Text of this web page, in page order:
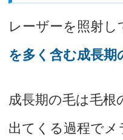
レーザーを照射
を多く含む成長期
成長期の毛は毛根
出てくる過程でメ